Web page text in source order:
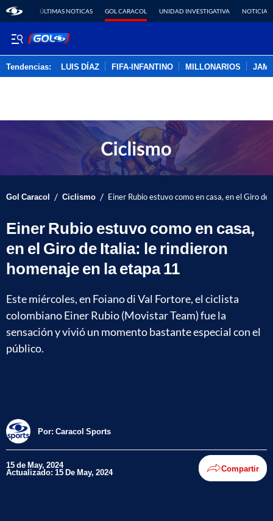
ÚLTIMAS NOTICAS GOL CARACOL UNIDAD INVESTIGATIVA NOTICIAS
Tendencias: LUIS DÍAZ FIFA-INFANTINO MILLONARIOS
Gol Caracol / Ciclismo / Einer Rubio estuvo como en casa, en el Giro
Einer Rubio estuvo como en casa,
en el Giro de Italia: le rindieron
homenaje en la etapa 11
Este miércoles, en Foiano di Val Fortore, el ciclista
colombiano Einer Rubio (Movistar Team) fue la
sensación y vivió un momento bastante especial con el
público.
Por: Caracol Sports
15 de May, 2024
Actualizado: 15 De May, 2024 Compartir